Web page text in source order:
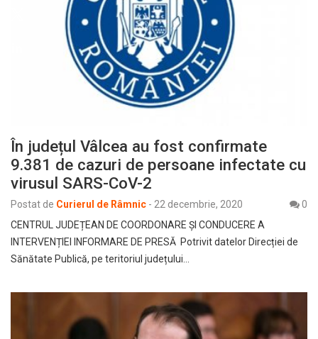
În județul Vâlcea au fost confirmate
9.381 de cazuri de persoane infectate cu
virusul SARS-CoV-2
Postat de Curierul de Râmnic - 22 decembrie, 2020
0
CENTRUL JUDEȚEAN DE COORDONARE ȘI CONDUCERE A
INTERVENȚIEI INFORMARE DE PRESĂ Potrivit datelor Direcției de
Sănătate Publică, pe teritoriul județului…